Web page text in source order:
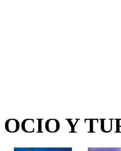
OCIO Y